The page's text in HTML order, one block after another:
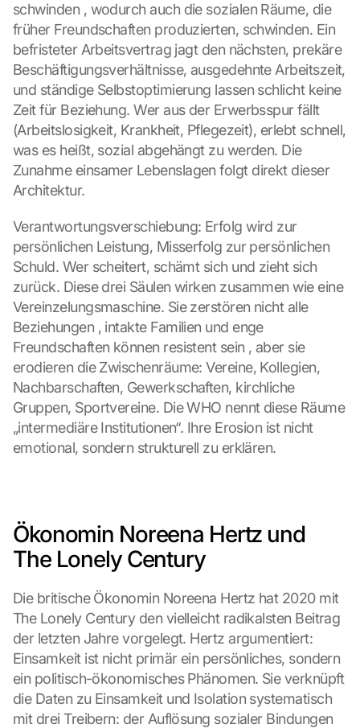
schwinden , wodurch auch die sozialen Räume, die
früher Freundschaften produzierten, schwinden. Ein
befristeter Arbeitsvertrag jagt den nächsten, prekäre
Beschäftigungsverhältnisse, ausgedehnte Arbeitszeit,
und ständige Selbstoptimierung lassen schlicht keine
Zeit für Beziehung. Wer aus der Erwerbsspur fällt
(Arbeitslosigkeit, Krankheit, Pflegezeit), erlebt schnell,
was es heißt, sozial abgehängt zu werden. Die
Zunahme einsamer Lebenslagen folgt direkt dieser
Architektur.
Verantwortungsverschiebung: Erfolg wird zur
persönlichen Leistung, Misserfolg zur persönlichen
Schuld. Wer scheitert, schämt sich und zieht sich
zurück. Diese drei Säulen wirken zusammen wie eine
Vereinzelungsmaschine. Sie zerstören nicht alle
Beziehungen , intakte Familien und enge
Freundschaften können resistent sein , aber sie
erodieren die Zwischenräume: Vereine, Kollegien,
Nachbarschaften, Gewerkschaften, kirchliche
Gruppen, Sportvereine. Die WHO nennt diese Räume
„intermediäre Institutionen“. Ihre Erosion ist nicht
emotional, sondern strukturell zu erklären.
Ökonomin Noreena Hertz und
The Lonely Century
Die britische Ökonomin Noreena Hertz hat 2020 mit
The Lonely Century den vielleicht radikalsten Beitrag
der letzten Jahre vorgelegt. Hertz argumentiert:
Einsamkeit ist nicht primär ein persönliches, sondern
ein politisch-ökonomisches Phänomen. Sie verknüpft
die Daten zu Einsamkeit und Isolation systematisch
mit drei Treibern: der Auflösung sozialer Bindungen